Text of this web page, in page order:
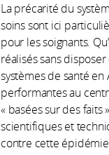
La précarité du
soins sont ici
pour les soignants.
réalisés sans
systèmes de santé
performantes au
« basées sur des
scientifiques et
contre cette épidémie.